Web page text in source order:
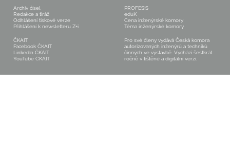
Archiv čísel
Redakce a tiráž
Odhlášení tiskové verze
Přihlášení k newsletteru Z+i
PROFESIS
eduK
Cena inženýrské komory
Téma inženýrské komory
ČKAIT
Facebook ČKAIT
LinkedIn ČKAIT
YouTube ČKAIT
Pro své členy vydává Česká komora
autorizovaných inženýrů a techniků
činných ve výstavbě. Vychází šestkrát
ročně v tištěné a digitální verzi.